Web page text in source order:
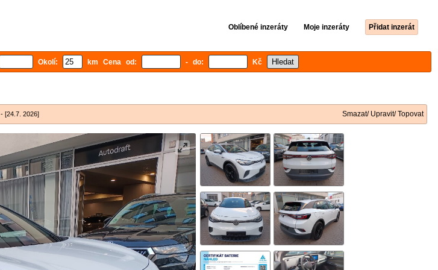
Oblíbené inzeráty Moje inzeráty Přidat inzerát
Okolí: km Cena od: - do: Kč
- [24.7. 2026] Smazat/ Upravit/ Topovat